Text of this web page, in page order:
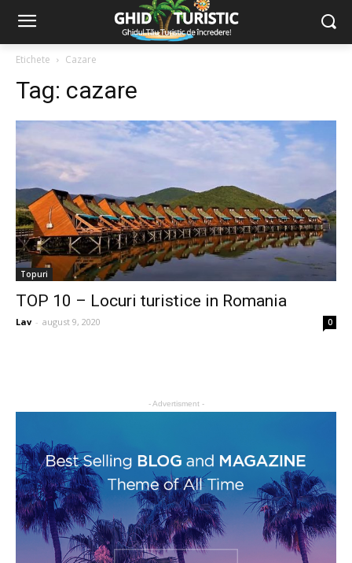
Etichete Cazare
Tag: cazare
Topuri
TOP 10 – Locuri turistice in Romania
Lav - august 9, 2020 0
- Advertisment -